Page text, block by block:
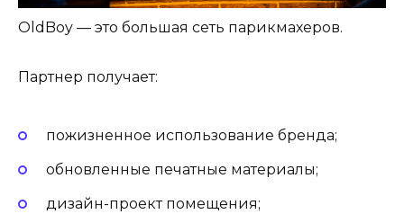
OldBoy — это большая сеть парикмахеров.
Партнер получает:
пожизненное использование бренда;
обновленные печатные материалы;
дизайн-проект помещения;